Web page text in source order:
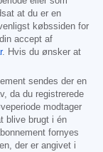
at du er en
købssiden for
accept af
. Hvis du ønsker at
sendes der en
da du registrerede
modtager
blive brugt i én
fornyes
der er angivet i